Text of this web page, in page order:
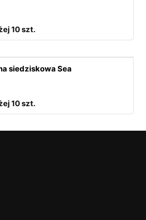
10 szt.
siedziskowa Sea
10 szt.